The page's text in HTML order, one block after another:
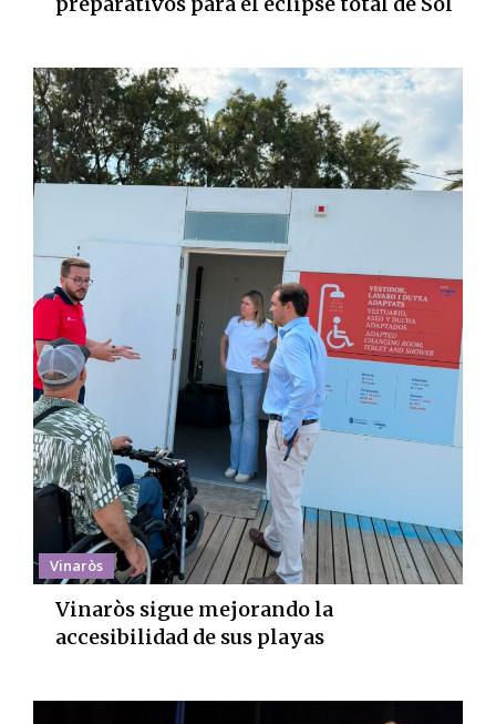
Vinaròs
Vinaròs sigue mejorando la
accesibilidad de sus playas